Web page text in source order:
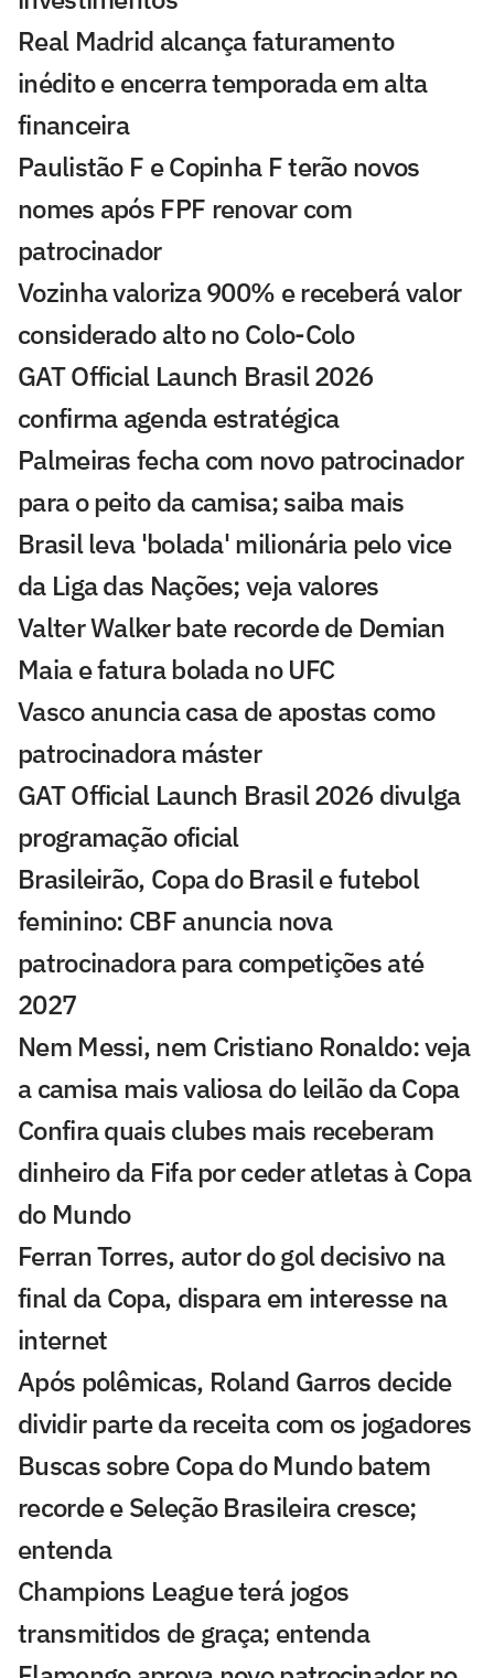
Real Madrid alcança faturamento
inédito e encerra temporada em alta
financeira
Paulistão F e Copinha F terão novos
nomes após FPF renovar com
patrocinador
Vozinha valoriza 900% e receberá valor
considerado alto no Colo-Colo
GAT Official Launch Brasil 2026
confirma agenda estratégica
Palmeiras fecha com novo patrocinador
para o peito da camisa; saiba mais
Brasil leva 'bolada' milionária pelo vice
da Liga das Nações; veja valores
Valter Walker bate recorde de Demian
Maia e fatura bolada no UFC
Vasco anuncia casa de apostas como
patrocinadora máster
GAT Official Launch Brasil 2026 divulga
programação oficial
Brasileirão, Copa do Brasil e futebol
feminino: CBF anuncia nova
patrocinadora para competições até
2027
Nem Messi, nem Cristiano Ronaldo: veja
a camisa mais valiosa do leilão da Copa
Confira quais clubes mais receberam
dinheiro da Fifa por ceder atletas à Copa
do Mundo
Ferran Torres, autor do gol decisivo na
final da Copa, dispara em interesse na
internet
Após polêmicas, Roland Garros decide
dividir parte da receita com os jogadores
Buscas sobre Copa do Mundo batem
recorde e Seleção Brasileira cresce;
entenda
Champions League terá jogos
transmitidos de graça; entenda